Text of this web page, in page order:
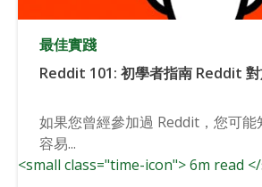
最佳實踐
Reddit 101: 初學者指南 Reddit
如果您曾經參加過 Reddit，您可能
容易...
<small class="time-icon"> 6m read